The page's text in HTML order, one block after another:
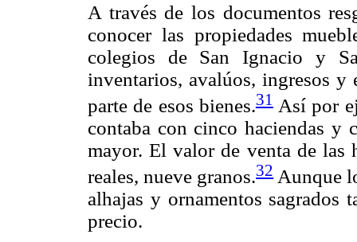
A través de los documentos
conocer las propiedades
colegios de San Ignacio y
inventarios, avalúos, ingresos y
parte de esos bienes.31Así por
contaba con cinco haciendas y
mayor. El valor de venta de las
reales, nueve granos.32Aunque
alhajas y ornamentos sagrados
precio.